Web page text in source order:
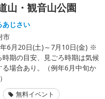
山・観音山公園
あじさい
市
6月20日(土)～7月10日(金) ※
時期の目安、見ごろ時期は気候
場合あり。（例年6月中旬か
無料イベント